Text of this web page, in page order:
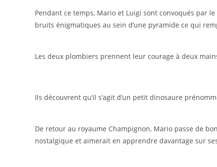
Pendant ce temps, Mario et Luigi sont convoqués par
bruits énigmatiques au sein d’une pyramide ce qui
Les deux plombiers prennent leur courage à deux
Ils découvrent qu’il s’agit d’un petit dinosaure
De retour au royaume Champignon, Mario passe de
nostalgique et aimerait en apprendre davantage sur